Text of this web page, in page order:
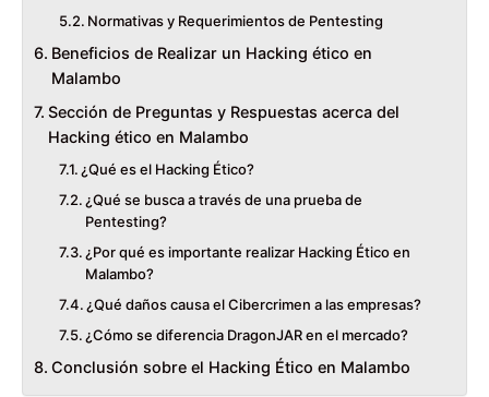
Normativas y Requerimientos de Pentesting
Beneficios de Realizar un Hacking ético en
Malambo
Sección de Preguntas y Respuestas acerca del
Hacking ético en Malambo
¿Qué es el Hacking Ético?
¿Qué se busca a través de una prueba de
Pentesting?
¿Por qué es importante realizar Hacking Ético en
Malambo?
¿Qué daños causa el Cibercrimen a las empresas?
¿Cómo se diferencia DragonJAR en el mercado?
Conclusión sobre el Hacking Ético en Malambo